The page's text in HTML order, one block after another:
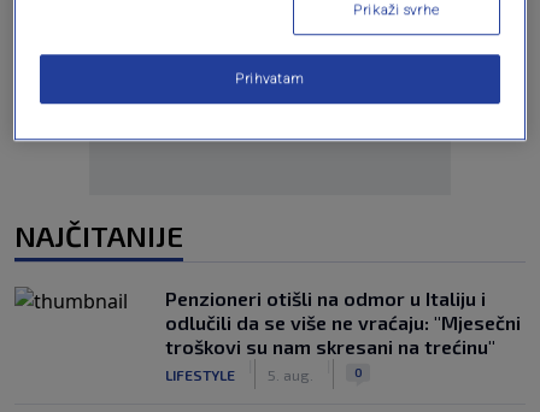
NAJČITANIJE
Penzioneri otišli na odmor u Italiju i
odlučili da se više ne vraćaju: "Mjesečni
troškovi su nam skresani na trećinu"
LIFESTYLE 5. aug. 0
Prikaži svrhe
Prihvatam